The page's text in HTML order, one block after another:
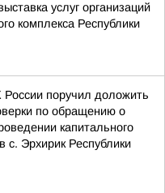
услуг организаций
комплекса Республики
поручил доложить
по обращению о
капитального
с. Эрхирик Республики